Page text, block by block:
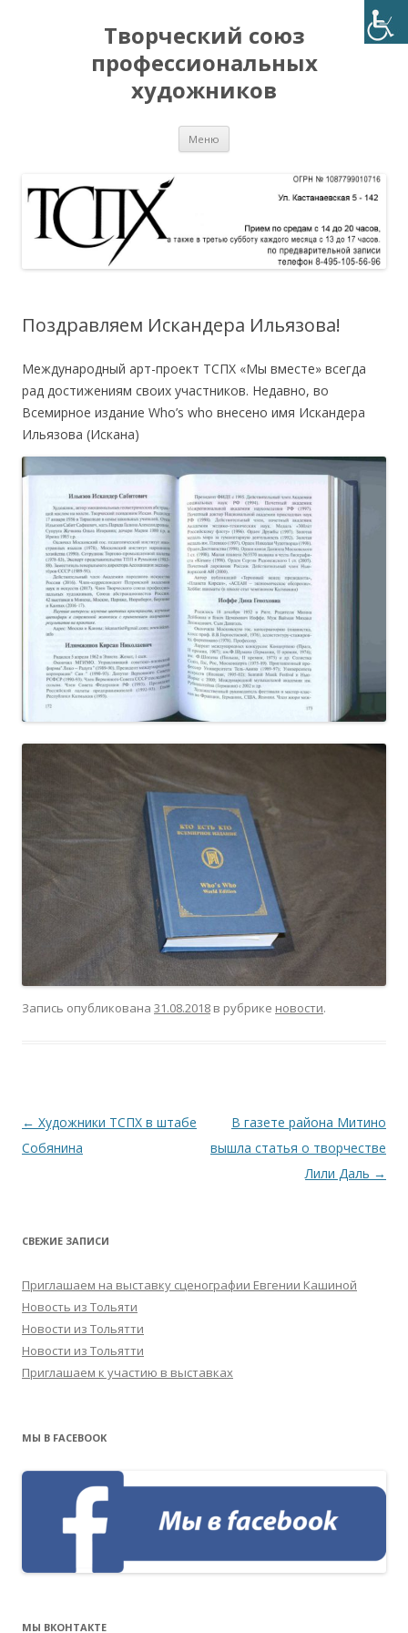
Творческий союз
профессиональных
художников
Меню
Поздравляем Искандера Ильязова!
Международный арт-проект ТСПХ «Мы вместе» всегда
рад достижениям своих участников. Недавно, во
Всемирное издание Who’s who внесено имя Искандера
Ильязова (Искана)
Запись опубликована 31.08.2018 в рубрике новости.
Навигация
по
← Художники ТСПХ в штабе
Собянина
В газете района Митино
вышла статья о творчестве
Лили Даль →
СВЕЖИЕ ЗАПИСИ
Приглашаем на выставку сценографии Евгении Кашиной
Новость из Тольяти
Новости из Тольятти
Новости из Тольятти
Приглашаем к участию в выставках
МЫ В FACEBOOK
МЫ ВКОНТАКТЕ